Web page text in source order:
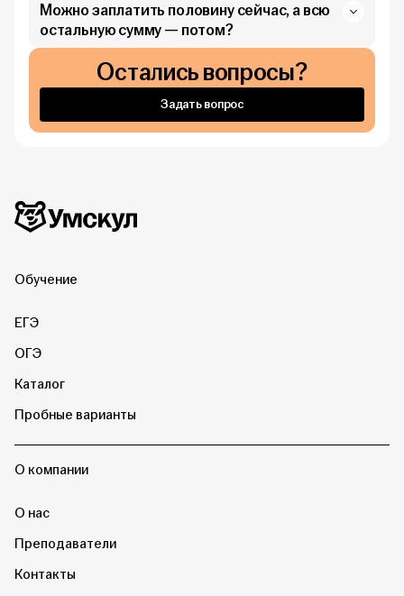
Можно заплатить половину сейчас, а всю
остальную сумму — потом?
Остались вопросы?
Задать вопрос
Дополнительная информация
Умскул
Обучение
ЕГЭ
ОГЭ
Каталог
Пробные варианты
О компании
О нас
Преподаватели
Контакты